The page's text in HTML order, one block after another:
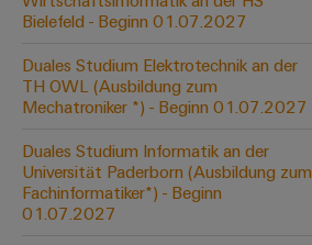
Abwasseraufbereitung
für
die
Wasser-
Abwasserindustrie
Wasserstoff
Wasserstoff
Werkzeuge
Automaten
Software
Markierer
Industriedrucker
Bielefeld - Beginn 01.07.2027
Duales Studium Elektrotechnik an der
TH OWL (Ausbildung zum
Mechatroniker *) - Beginn 01.07.2027
Duales Studium Informatik an der
Universität Paderborn (Ausbildung zum
Fachinformatiker*) - Beginn
01.07.2027